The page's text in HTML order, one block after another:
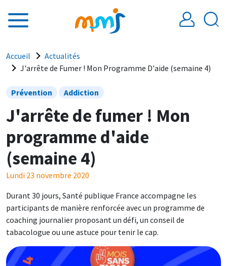
Fil d'Ariane
Accueil
Actualités
J'arrête de Fumer ! Mon Programme D'aide (semaine 4)
Prévention Addiction
J'arrête de fumer ! Mon
programme d'aide
(semaine 4)
Lundi 23 novembre 2020
Durant 30 jours, Santé publique France accompagne les
participants de manière renforcée avec un programme de
coaching journalier proposant un défi, un conseil de
tabacologue ou une astuce pour tenir le cap.
Image